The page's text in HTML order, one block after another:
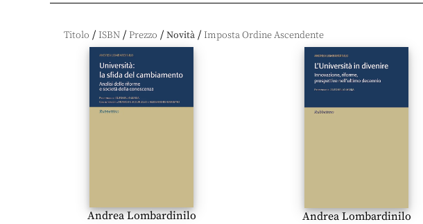
Titolo / ISBN / Prezzo / Novità /
Andrea Lombardinilo Andrea Lombardinilo